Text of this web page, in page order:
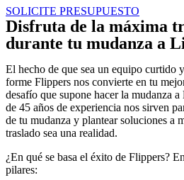
SOLICITE PRESUPUESTO
Disfruta de la máxima
durante tu mudanza a
El hecho de que sea un equipo curtido
forme Flippers nos convierte en tu
desafío que supone hacer la mudanza
de 45 años de experiencia nos sirven
de tu mudanza y plantear soluciones a
traslado sea una realidad.
¿En qué se basa el éxito de Flippers?
pilares: